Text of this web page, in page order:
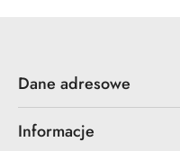
Dane adresowe
Informacje